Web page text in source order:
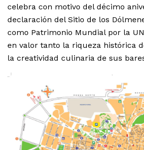
celebra con motivo del décimo
declaración del Sitio de los
como Patrimonio Mundial por la
en valor tanto la riqueza histórica
la creatividad culinaria de sus